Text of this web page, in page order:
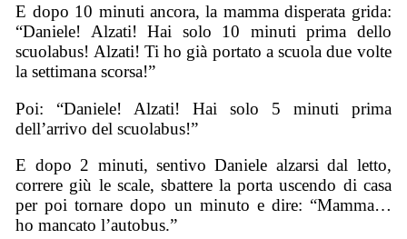
E dopo 10 minuti ancora, la mamma disperata grida:
“Daniele! Alzati! Hai solo 10 minuti prima dello
scuolabus! Alzati! Ti ho già portato a scuola due volte
la settimana scorsa!”
Poi: “Daniele! Alzati! Hai solo 5 minuti prima
dell’arrivo del scuolabus!”
E dopo 2 minuti, sentivo Daniele alzarsi dal letto,
correre giù le scale, sbattere la porta uscendo di casa
per poi tornare dopo un minuto e dire: “Mamma…
ho mancato l’autobus.”